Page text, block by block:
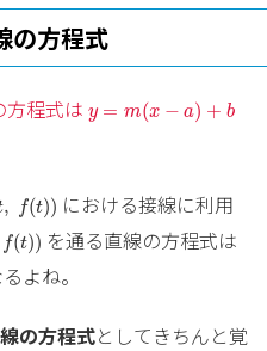
の方程式
方程式は y = m(x − a) + b
y=m(x− )+ b
, f(t))
f(t)) における接線に利用
f(t))
f(t)) を通る直線の方程式は
よね。
の方程式としてきちんと覚